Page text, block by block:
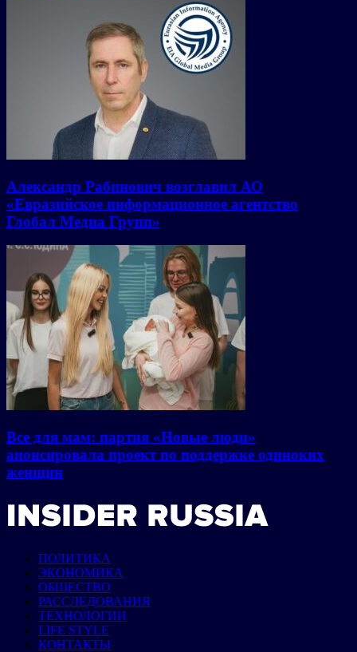
Александр Рабинович возглавил АО
«Евразийское информационное агентство
Глобал Медиа Групп»
Все для мам: партия «Новые люди»
анонсировала проект по поддержке одиноких
женщин
ПОЛИТИКА
ЭКОНОМИКА
ОБЩЕСТВО
РАССЛЕДОВАНИЯ
ТЕХНОЛОГИИ
LIFE STYLE
КОНТАКТЫ